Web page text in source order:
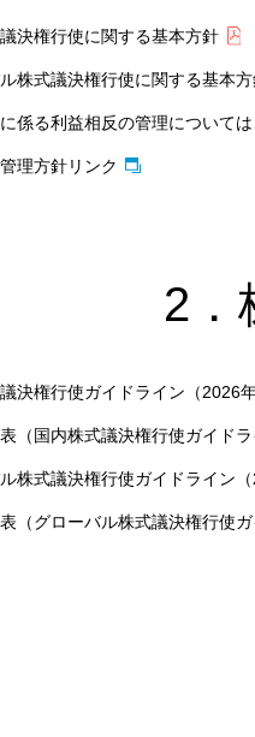
決権行使に関する基本方針
株式議決権行使に関する基本
係る利益相反の管理について
理方針リンク
2．
決権行使ガイドライン（2026年
（国内株式議決権行使ガイド
株式議決権行使ガイドライン（
（グローバル株式議決権行使ガ